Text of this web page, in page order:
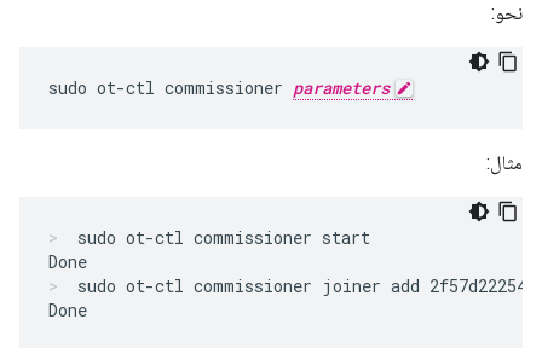
نحو:
sudo ot-ctl commissioner parameters
مثال:
sudo ot-ctl commissioner start
sudo ot-ctl commissioner joiner add